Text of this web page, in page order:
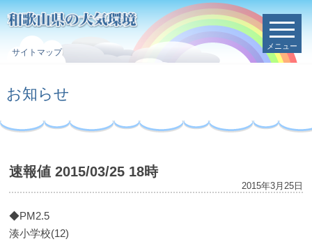
サイトマップ
メニュー
お知らせ
速報値 2015/03/25 18時
2015年3月25日
◆PM2.5
湊小学校(12)